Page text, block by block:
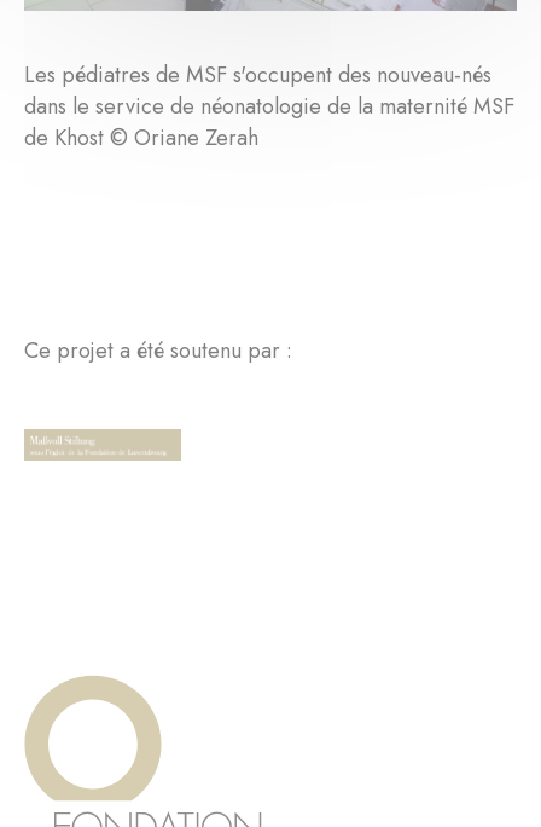
Les pédiatres de MSF s'occupent des nouveau-nés
dans le service de néonatologie de la maternité MSF
de Khost © Oriane Zerah
Ce projet a été soutenu par :